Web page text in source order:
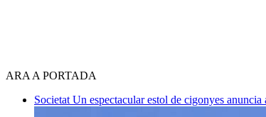
ARA A PORTADA
Societat Un espectacular estol de cigonyes